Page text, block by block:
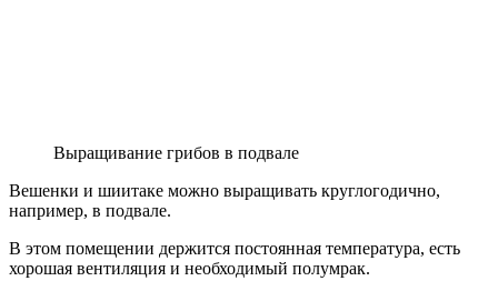
Выращивание грибов в подвале
Вешенки и шиитаке можно выращивать круглогодично,
например, в подвале.
В этом помещении держится постоянная температура, есть
хорошая вентиляция и необходимый полумрак.